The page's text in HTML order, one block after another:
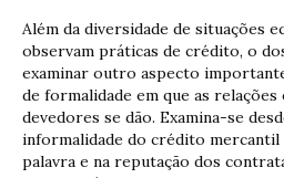
Além da diversidade de situações
observam práticas de crédito, o
examinar outro aspecto
de formalidade em que as
devedores se dão. Examina-se
informalidade do crédito mercantil
palavra e na reputação dos